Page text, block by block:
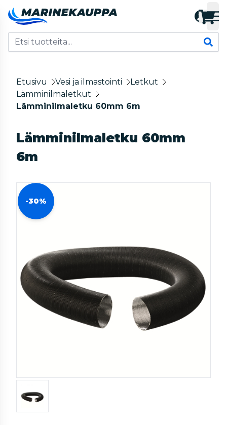
Etusivu Vesi ja ilmastointi
Letkut
Lämminilmaletkut
Lämminilmaletku 60mm 6m
Lämminilmaletku 60mm
6m
-30%